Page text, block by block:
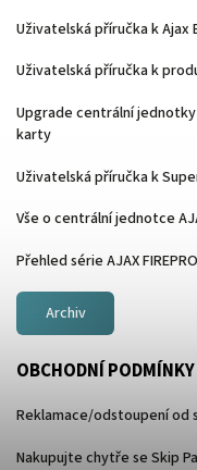
Uživatelská příručka k Ajax
Uživatelská příručka k
Upgrade centrální jednotky
karty
Uživatelská příručka k
Vše o centrální jednotce
Přehled série AJAX
Archiv
OBCHODNÍ PODMÍNKY
Reklamace/odstoupení od
Nakupujte chytře se Skip